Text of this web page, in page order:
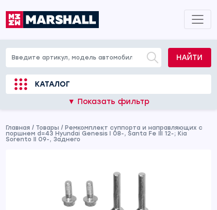
НАЙТИ
КАТАЛОГ
▼ Показать фильтр
Главная / Товары / Ремкомплект суппорта и направляющих с
поршнем d=43 Hyundai Genesis I 08-, Santa Fe III 12-; Kia
Sorento II 09-, Заднего